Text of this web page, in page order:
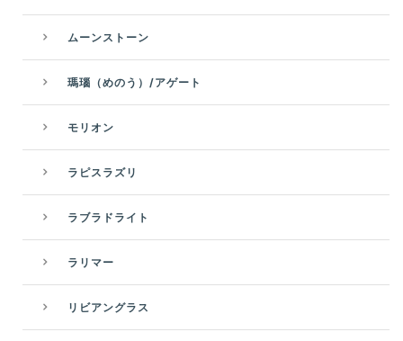
ムーンストーン
瑪瑙（めのう）/アゲート
モリオン
ラピスラズリ
ラブラドライト
ラリマー
リビアングラス